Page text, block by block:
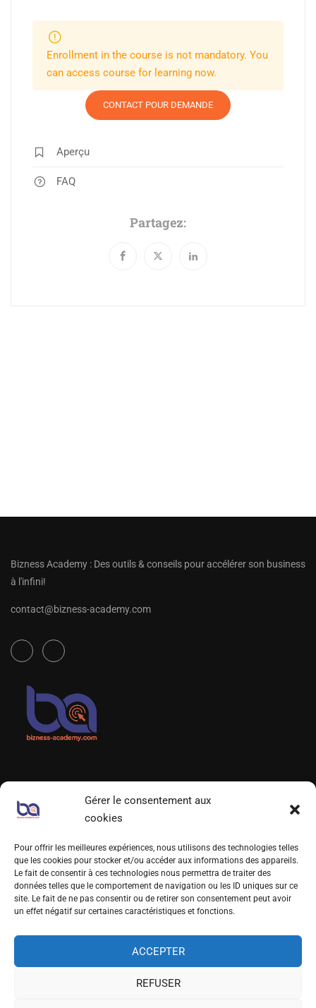
Gérer le consentement aux
cookies
Pour offrir les meilleures expériences, nous utilisons des technologies telles
que les cookies pour stocker et/ou accéder aux informations des appareils.
Le fait de consentir à ces technologies nous permettra de traiter des
données telles que le comportement de navigation ou les ID uniques sur ce
site. Le fait de ne pas consentir ou de retirer son consentement peut avoir
un effet négatif sur certaines caractéristiques et fonctions.
ACCEPTER
REFUSER
Enrollment in the course is not mandatory. You
can access course for learning now.
CONTACT POUR DEMANDE
Aperçu
FAQ
Partagez:
Bizness Academy : Des outils & conseils pour accélérer son business
à l'infini!
contact@bizness-academy.com
LIENS UTILES
Qui sommes-nous?
Foire aux Questions
Prendre RDV